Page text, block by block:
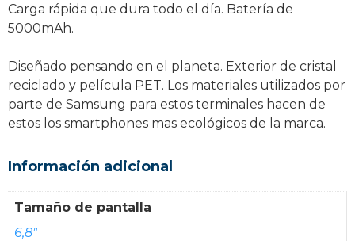
Carga rápida que dura todo el día. Batería de
5000mAh.
Diseñado pensando en el planeta. Exterior de cristal
reciclado y película PET. Los materiales utilizados por
parte de Samsung para estos terminales hacen de
estos los smartphones mas ecológicos de la marca.
Información adicional
Tamaño de pantalla
6,8"